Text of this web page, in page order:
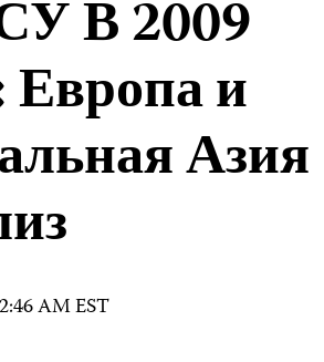
В 2009
и
Азия
AM EST